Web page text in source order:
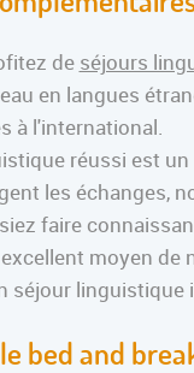
de séjours
en langues
à l'international.
réussi est
les échanges,
faire
moyen
séjour
bed and